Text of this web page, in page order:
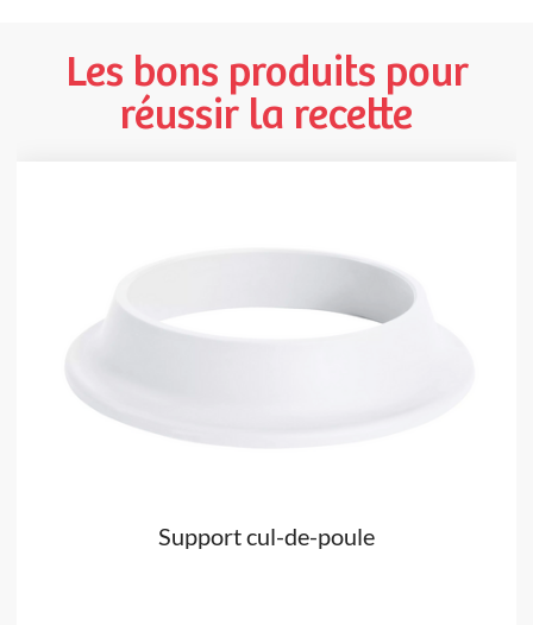
Les bons produits pour
réussir la recette
Support cul-de-poule